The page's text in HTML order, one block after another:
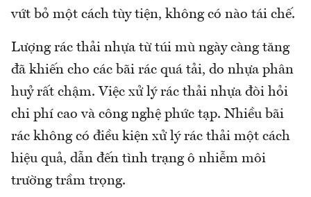
vứt bỏ một cách tùy tiện, không có nào tái chế.
Lượng rác thải nhựa từ túi mù ngày càng tăng
đã khiến cho các bãi rác quá tải, do nhựa phân
huỷ rất chậm. Việc xử lý rác thải nhựa đòi hỏi
chi phí cao và công nghệ phức tạp. Nhiều bãi
rác không có điều kiện xử lý rác thải một cách
hiệu quả, dẫn đến tình trạng ô nhiễm môi
trường trầm trọng.